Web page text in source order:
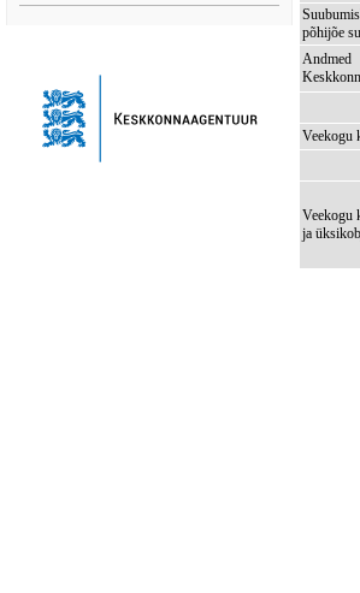
põhijõe
Andmed
Veekogu
Veekogu
ja